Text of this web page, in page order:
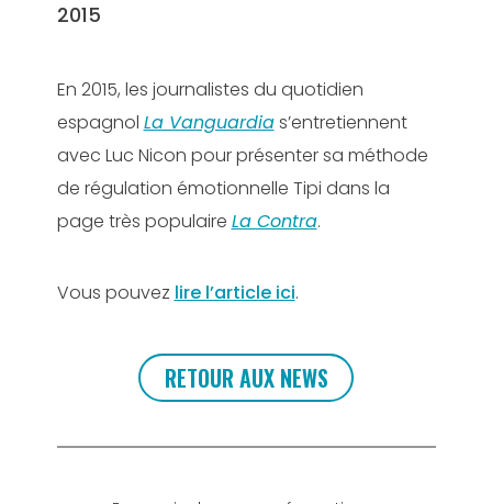
2015
En 2015, les journalistes du quotidien
espagnol La Vanguardias’entretiennent
avec Luc Nicon pour présenter sa méthode
de régulation émotionnelle Tipi dans la
page très populaire La Contra.
Vous pouvez lire l’article ici.
RETOUR AUX NEWS